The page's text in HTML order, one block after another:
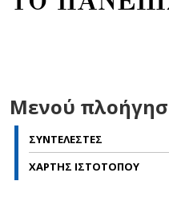
Μενού
ΣΥΝΤΕΛΕΣΤΕΣ
ΧΑΡΤΗΣ ΙΣΤΟΤΟΠΟΥ